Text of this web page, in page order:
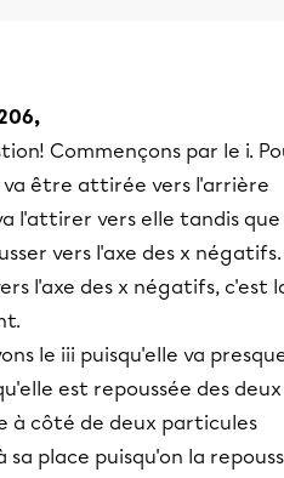
Commençons par le i.
être attirée vers l'arrière
l'attirer vers elle tandis que
vers l'axe des x négatifs.
l'axe des x négatifs, c'est
le iii puisqu'elle va
est repoussée des deux
à côté de deux particules
place puisqu'on la